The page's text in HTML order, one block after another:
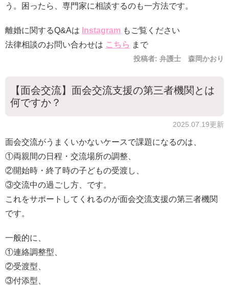
う。困ったら、専門家に相談するのも一方法です。
離婚に関するQ&Aは Instagram もご覧ください
法律相談のお問い合わせは こちら まで
投稿者: 弁護士 森岡かおり
【面会交流】面会交流支援の第三者機関とは
何ですか？
2025.07.19更新
面会交流がうまくいかないケースで課題になるのは、
①両親間の日程・交流場所の調整、
②開始時・終了時の子どもの受渡し、
③交流中の過ごし方、です。
これをサポートしてくれるのが面会交流支援の第三者機関
です。
一般的に、
①連絡調整型、
②受渡型、
③付添型、